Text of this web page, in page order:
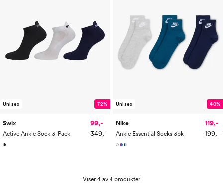
Unisex 72%
Swix
Active Ankle Sock 3-Pack
99,-
349,-
Unisex 40%
Nike
Ankle Essential Socks 3pk
119,-
199,-
Viser 4 av 4 produkter